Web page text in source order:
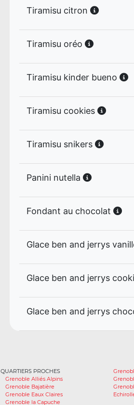
Tiramisu citron
Tiramisu oréo
Tiramisu kinder bueno
Tiramisu cookies
Tiramisu snikers
Panini nutella
Fondant au chocolat
Glace ben and jerrys
Glace ben and jerrys
Glace ben and jerrys
QUARTIERS PROCHES
Grenoble Alliés Alpins
Grenoble Bajatière
Grenoble Eaux Claires
Grenoble la Capuche